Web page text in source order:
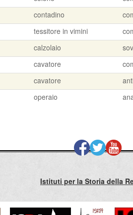
contadino
tessitore in vimini
calzolaio
cavatore
cavatore
operaio
Istituti per la Storia della